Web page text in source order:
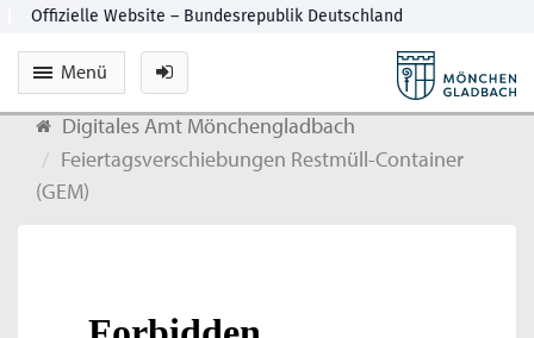
Menü
Digitales Amt Mönchengladbach
Feiertagsverschiebungen Restmüll-Container
(GEM)